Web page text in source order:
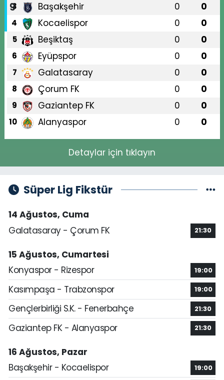
3 Başakşehir 0 0
4 Kocaelispor 0 0
5 Beşiktaş 0 0
6 Eyüpspor 0 0
7 Galatasaray 0 0
8 Çorum FK 0 0
9 Gaziantep FK 0 0
10 Alanyaspor 0 0
Detaylar için tıklayın
Süper Lig Fikstür
14 Ağustos, Cuma
Galatasaray - Çorum FK
21:30
15 Ağustos, Cumartesi
Konyaspor - Rizespor
19:00
Kasımpaşa - Trabzonspor 19:00
Gençlerbirliği S.K. - Fenerbahçe 21:30
Gaziantep FK - Alanyaspor 21:30
16 Ağustos, Pazar
Başakşehir - Kocaelispor
19:00